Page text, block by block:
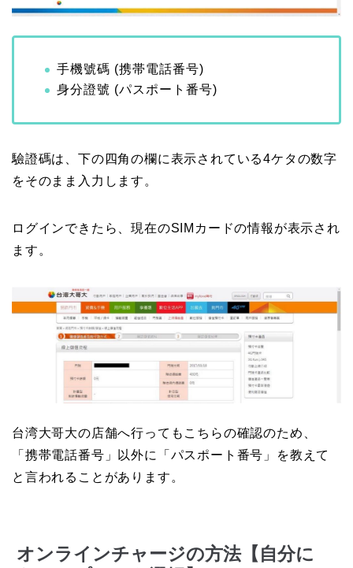
手機號碼 (携帯電話番号)
身分證號 (パスポート番号)
驗證碼は、下の四角の欄に表示されている4ケタの数字
をそのまま入力します。
ログインできたら、現在のSIMカードの情報が表示され
ます。
台湾大哥大の店舗へ行ってもこちらの確認のため、
「携帯電話番号」以外に「パスポート番号」を教えて
と言われることがあります。
オンラインチャージの方法【自分に